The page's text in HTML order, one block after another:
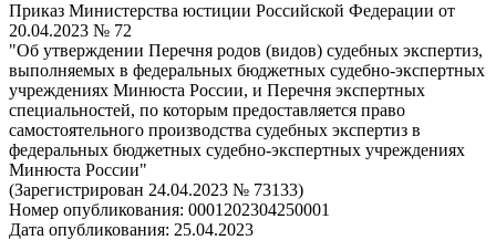
Приказ Министерства юстиции Российской Федерации от
20.04.2023 № 72
"Об утверждении Перечня родов (видов) судебных экспертиз,
выполняемых в федеральных бюджетных судебно-экспертных
учреждениях Минюста России, и Перечня экспертных
специальностей, по которым предоставляется право
самостоятельного производства судебных экспертиз в
федеральных бюджетных судебно-экспертных учреждениях
Минюста России"
(Зарегистрирован 24.04.2023 № 73133)
Номер опубликования: 0001202304250001
Дата опубликования: 25.04.2023